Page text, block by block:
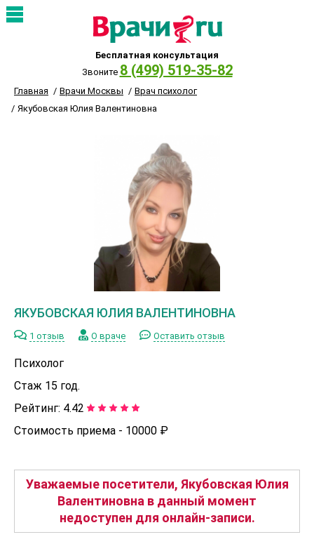
Бесплатная консультация
Звоните 8 (499) 519-35-82
Главная Врачи Москвы
Врач психолог
Якубовская Юлия Валентиновна
ЯКУБОВСКАЯ ЮЛИЯ ВАЛЕНТИНОВНА
1 отзыв О враче Оставить отзыв
Психолог
Стаж 15 год.
Рейтинг: 4.42
Стоимость приема - 10000 ₽
Уважаемые посетители, Якубовская Юлия
Валентиновна в данный момент
недоступен для онлайн-записи.